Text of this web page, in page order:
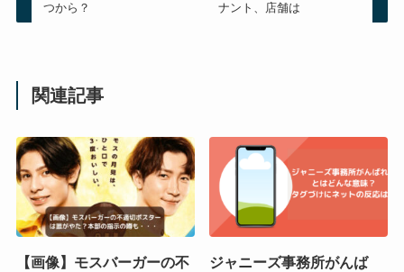
つから？
ナント、店舗は
関連記事
【画像】モスバーガーの不
ジャニーズ事務所がんば